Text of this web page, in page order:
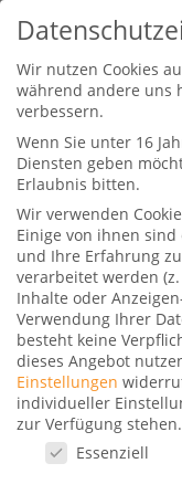
Malindo
Gepostet von
Malindo Air
Wir nutzen Cookies
während andere uns
verbessern.
Wenn Sie unter 16
Diensten geben
Erlaubnis bitten.
Wir verwenden
Einige von ihnen
und Ihre Erfahrung
verarbeitet werden
Inhalte oder
Verwendung Ihrer
besteht keine
dieses Angebot
Einstellungen
individueller
zur Verfügung stehen.
Essenziell